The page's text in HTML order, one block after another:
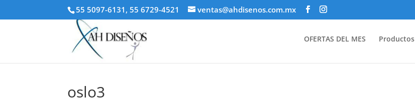
55 5097-6131, 55 6729-4521 ventas@ahdisenos.com.mx
OFERTAS DEL MES Productos
oslo3